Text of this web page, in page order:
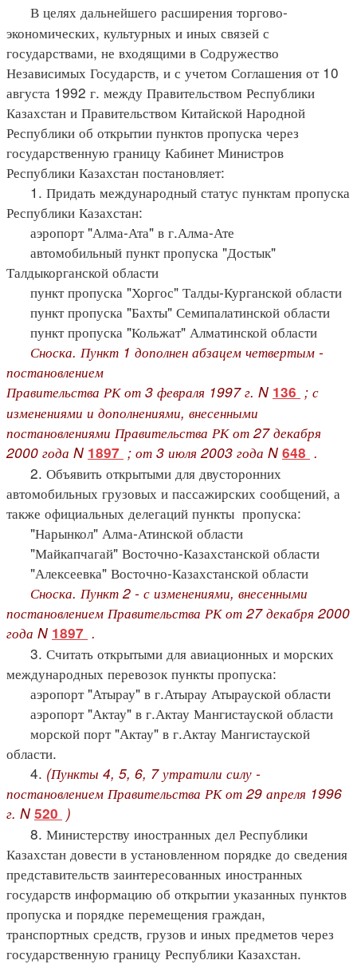
В целях дальнейшего расширения торгово-
экономических, культурных и иных связей с
государствами, не входящими в Содружество
Независимых Государств, и с учетом Соглашения от 10
августа 1992 г. между Правительством Республики
Казахстан и Правительством Китайской Народной
Республики об открытии пунктов пропуска через
государственную границу Кабинет Министров
Республики Казахстан постановляет:
1. Придать международный статус пунктам пропуска
Республики Казахстан:
аэропорт "Алма-Ата" в г.Алма-Ате
автомобильный пункт пропуска "Достык"
Талдыкорганской области
пункт пропуска "Хоргос" Талды-Курганской области
пункт пропуска "Бахты" Семипалатинской области
пункт пропуска "Кольжат" Алматинской области
Сноска. Пункт 1 дополнен абзацем четвертым -
постановлением
Правительства РК от 3 февраля 1997 г. N 136 ; с
изменениями и дополнениями, внесенными
постановлениями Правительства РК от 27 декабря
2000 года N 1897 ; от 3 июля 2003 года N 648 .
2. Объявить открытыми для двусторонних
автомобильных грузовых и пассажирских сообщений, а
также официальных делегаций пункты пропуска:
"Нарынкол" Алма-Атинской области
"Майкапчагай" Восточно-Казахстанской области
"Алексеевка" Восточно-Казахстанской области
Сноска. Пункт 2 - с изменениями, внесенными
постановлением Правительства РК от 27 декабря 2000
года N 1897 .
3. Считать открытыми для авиационных и морских
международных перевозок пункты пропуска:
аэропорт "Атырау" в г.Атырау Атырауской области
аэропорт "Актау" в г.Актау Мангистауской области
морской порт "Актау" в г.Актау Мангистауской
области.
4. (Пункты 4, 5, 6, 7 утратили силу -
постановлением Правительства РК от 29 апреля 1996
г. N 520 )
8. Министерству иностранных дел Республики
Казахстан довести в установленном порядке до сведения
представительств заинтересованных иностранных
государств информацию об открытии указанных пунктов
пропуска и порядке перемещения граждан,
транспортных средств, грузов и иных предметов через
государственную границу Республики Казахстан.